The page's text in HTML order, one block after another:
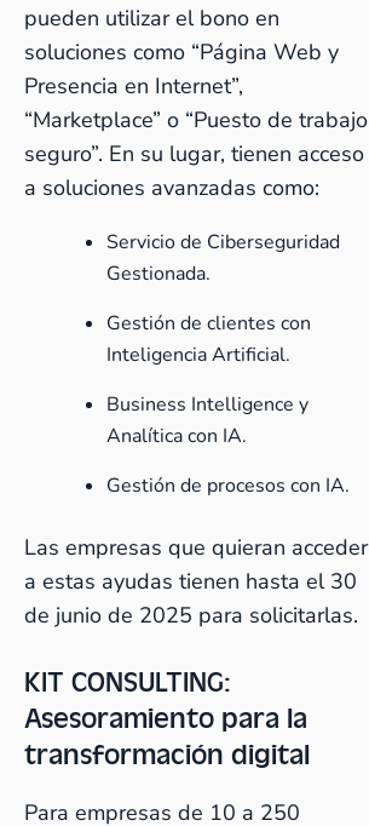
pueden utilizar el bono en
soluciones como “Página Web y
Presencia en Internet”,
“Marketplace” o “Puesto de trabajo
seguro”. En su lugar, tienen acceso
a soluciones avanzadas como:
Servicio de Ciberseguridad
Gestionada.
Gestión de clientes con
Inteligencia Artificial.
Business Intelligence y
Analítica con IA.
Gestión de procesos con IA.
Las empresas que quieran acceder
a estas ayudas tienen hasta el 30
de junio de 2025 para solicitarlas.
KIT CONSULTING:
Asesoramiento para la
transformación digital
Para empresas de 10 a 250